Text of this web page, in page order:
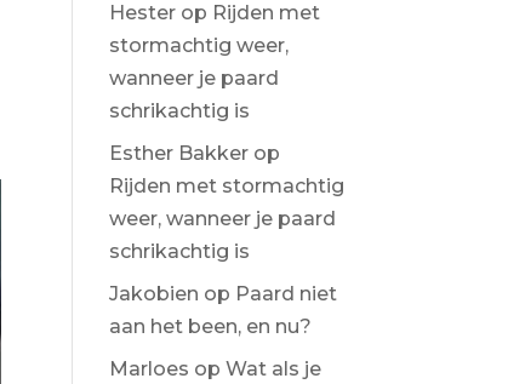
Hester op Rijden met
stormachtig weer,
wanneer je paard
schrikachtig is
Esther Bakker op
Rijden met stormachtig
weer, wanneer je paard
schrikachtig is
Jakobien op Paard niet
aan het been, en nu?
Marloes opWat als je